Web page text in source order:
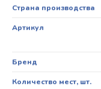
Страна производства
Артикул
Бренд
Количество мест, шт.